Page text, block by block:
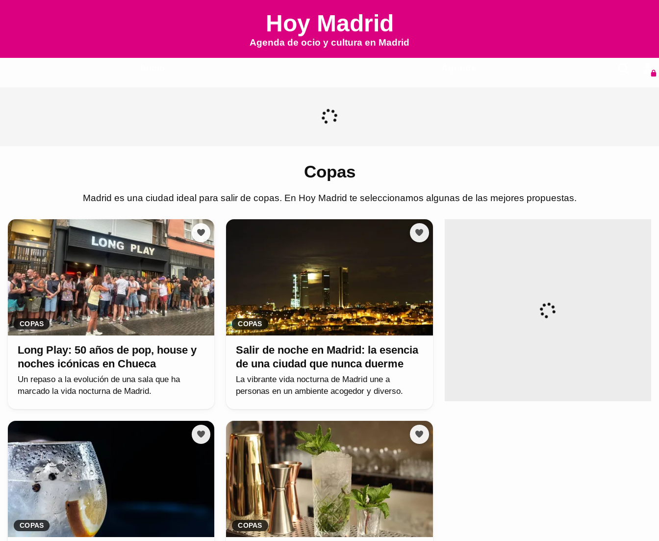
Hoy Madrid
Agenda de ocio y cultura en Madrid
Copas
Madrid es una ciudad ideal para salir de copas. En Hoy Madrid te seleccionamos algunas de las mejores propuestas.
COPAS
Long Play: 50 años de pop, house y
noches icónicas en Chueca
Un repaso a la evolución de una sala que ha
marcado la vida nocturna de Madrid.
COPAS
Salir de noche en Madrid: la esencia
de una ciudad que nunca duerme
La vibrante vida nocturna de Madrid une a
personas en un ambiente acogedor y diverso.
COPAS COPAS